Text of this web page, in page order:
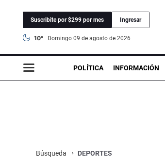
Suscribite por $299 por mes Ingresar
10° domingo 09 de agosto de 2026
POLÍTICA INFORMACIÓN
Búsqueda DEPORTES